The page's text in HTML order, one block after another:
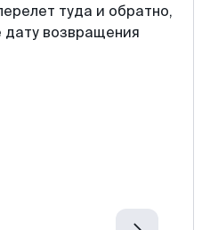
туда и обратно,
дату возвращения